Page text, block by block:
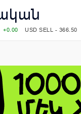
+0.00 USD SELL - 366.50
-0.27 COPPER
+0.09 TIN - 55268.00
-1.00 ZINC - 3643.00
+0.44 EUR/GBP